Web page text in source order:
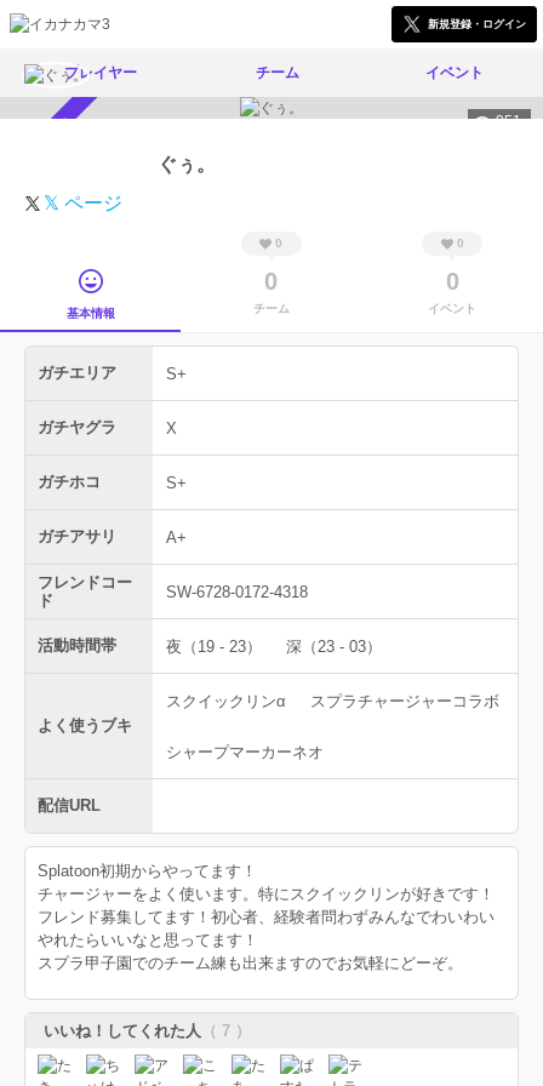
新規登録・ログイン
プレイヤー チーム イベント
951
ぐぅ。
𝕏 ページ
基本情報
0
0
チーム
0
0
イベント
ガチエリア S+
ガチヤグラ X
ガチホコ S+
ガチアサリ A+
フレンドコー
ド
SW-6728-0172-4318
活動時間帯 夜（19 - 23） 深（23 - 03）
よく使うブキ
スクイックリンα スプラチャージャーコラボ
シャープマーカーネオ
配信URL
Splatoon初期からやってます！
チャージャーをよく使います。特にスクイックリンが好きです！
フレンド募集してます！初心者、経験者問わずみんなでわいわい
やれたらいいなと思ってます！
スプラ甲子園でのチーム練も出来ますのでお気軽にどーぞ。
いいね！してくれた人 （ 7 ）